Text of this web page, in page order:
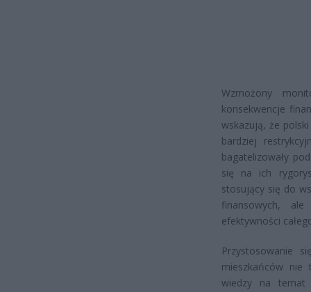
Wzmożony
konsekwencje
wskazują, że
bardziej
bagatelizowały
się na ich
stosujący się do
finansowych,
efektywności
Przystosowanie
mieszkańców nie
wiedzy na temat